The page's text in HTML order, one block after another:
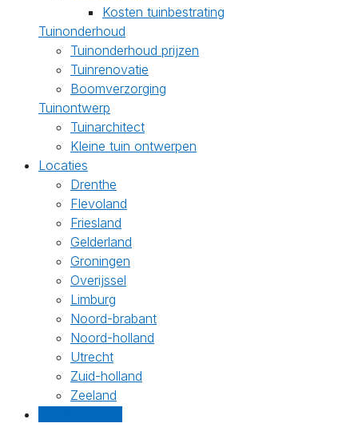
Kosten tuinbestrating
Tuinonderhoud
Tuinonderhoud prijzen
Tuinrenovatie
Boomverzorging
Tuinontwerp
Tuinarchitect
Kleine tuin ontwerpen
Locaties
Drenthe
Flevoland
Friesland
Gelderland
Groningen
Overijssel
Limburg
Noord-brabant
Noord-holland
Utrecht
Zuid-holland
Zeeland